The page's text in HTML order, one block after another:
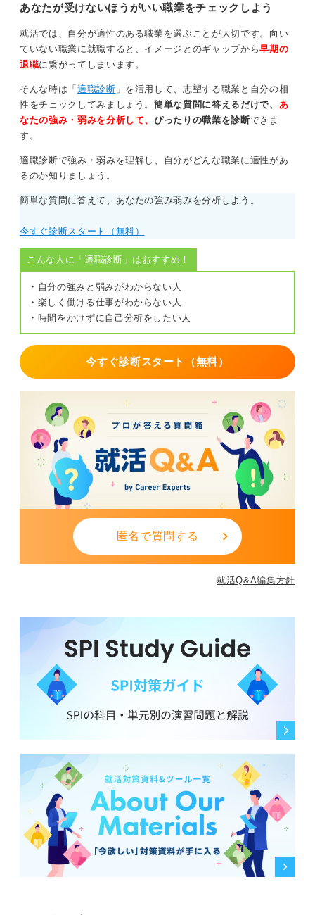
あるのです。
安定や福利厚生を重視するなら上場企業、大きな裁量や
スピード感を重視するなら非上場企業、というように自
身の価値観で判断しましょう。
あなたが受けないほうがいい職業をチェックしよう
就活では、自分が適性のある職業を選ぶことが大切です。向い
ていない職業に就職すると、イメージとのギャップから早期の
退職に繋がってしまいます。
そんな時は「 適職診断 」を活用して、志望する職業と自分の相
性をチェックしてみましょう。簡単な質問に答えるだけで、 あ
なたの強み・弱みを分析して、ぴったりの職業を診断できま
す。
適職診断で強み・弱みを理解し、自分がどんな職業に適性があ
るのか知りましょう。
簡単な質問に答えて、あなたの強み弱みを分析しよう。
今すぐ診断スタート（無料）
こんな人に「適職診断」はおすすめ！
・自分の強みと弱みがわからない人
・楽しく働ける仕事がわからない人
・時間をかけずに自己分析をしたい人
今すぐ診断スタート（無料）
匿名で質問する
就活Q&A編集方針